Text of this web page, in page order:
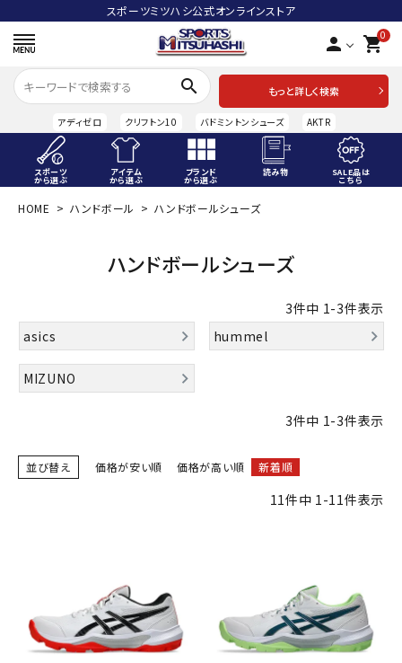
スポーツミツハシ公式オンラインストア
person 0
shopping_cart
search
もっと詳しく検索
アディゼロ クリフトン10 バドミントンシューズ AKTR
スポーツ
から選ぶ
アイテム
から選ぶ
ブランド
から選ぶ
読み物 SALE品は
こちら
ACCOUNT MENU
person
スポーツから選ぶ
アイテムから選ぶ
SALE品はこちら
メルマガ登録
特定商取引法
HOME ハンドボール ハンドボールシューズ
ハンドボールシューズ
3件中 1-3件表示
asics
hummel
MIZUNO
3件中 1-3件表示
並び替え 価格が安い順 価格が高い順 新着順
11件中 1-11件表示